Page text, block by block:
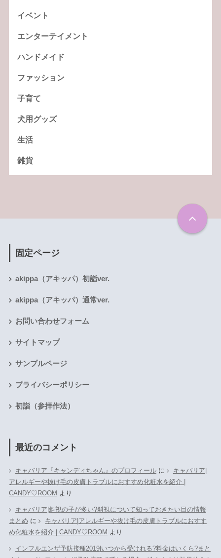
イベント
エンターテイメント
ハンドメイド
ファッション
子育て
犬用グッズ
生活
雑貨
固定ページ
akippa（アキッパ）初詣ver.
akippa（アキッパ）通常ver.
お問い合わせフォーム
サイトマップ
サンプルページ
プライバシーポリシー
初詣（参拝作法）
最近のコメント
キャバリア『キャンディちゃん』のプロフィールに
キャバリア|
アレルギーや抜け毛の皮膚トラブルにおすすめ化粧水を紹介 |
CANDY♡ROOM より
キャバリア|斜視の子が多い?斜視について知っておきたい目の情報
まとめ に
キャバリア|アレルギーや抜け毛の皮膚トラブルにおすす
め化粧水を紹介 | CANDY♡ROOM より
インフルエンザ予防接種2019|いつから受けれる?料金はいくら?まと